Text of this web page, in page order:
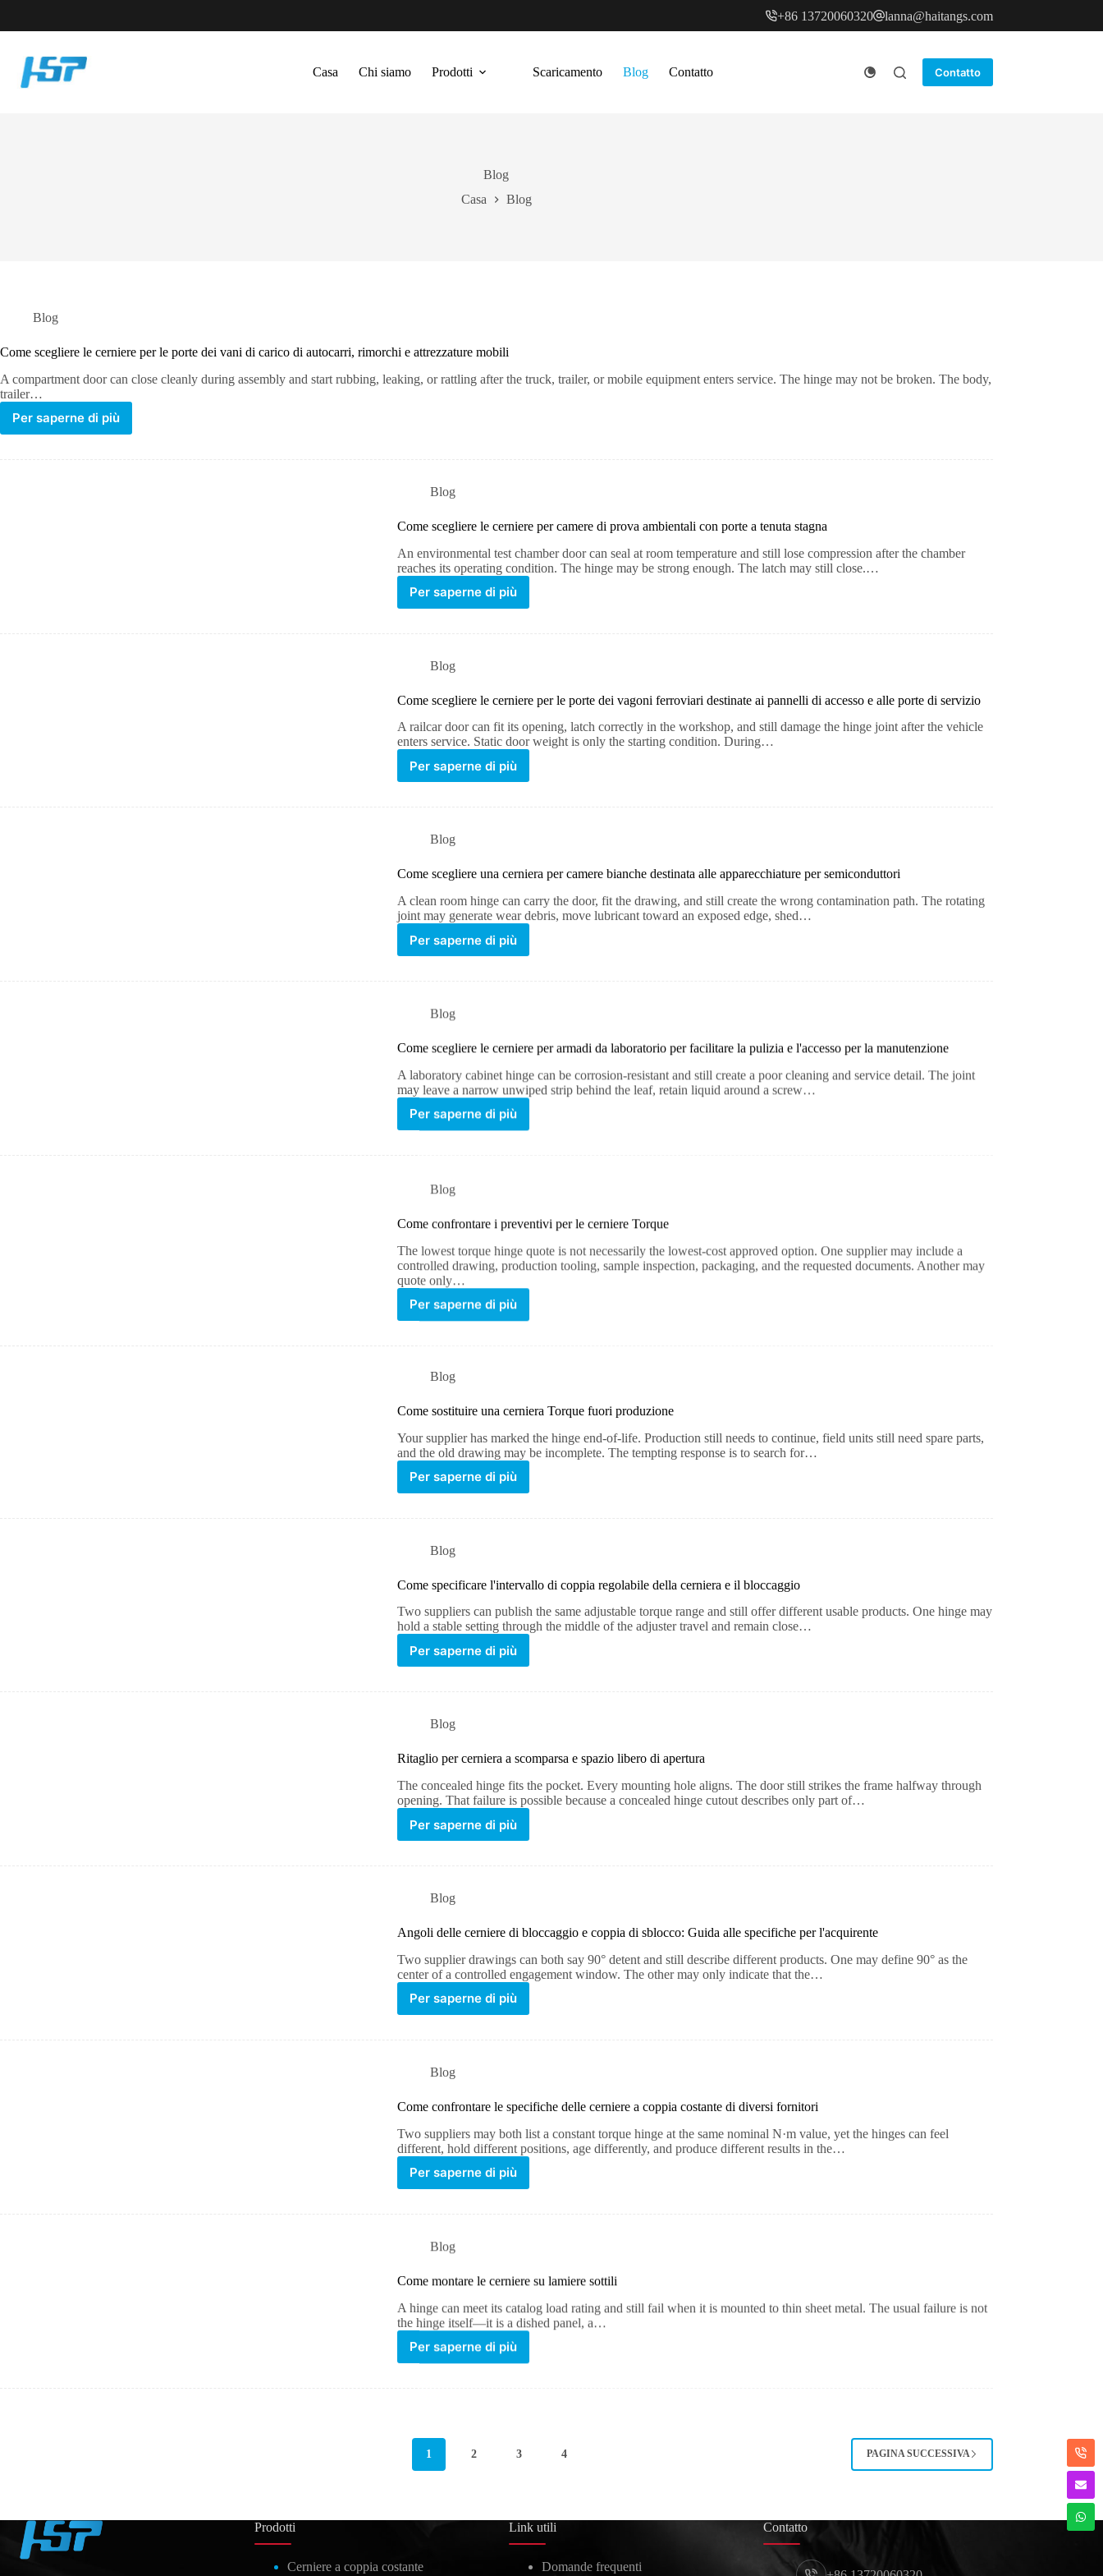
contenuto
+86 13720060320 lanna@haitangs.com
Casa Chi siamo Prodotti Scaricamento Blog Contatto Contatto
Blog
Casa
Blog
Blog
Come scegliere le cerniere per le porte dei vani di carico di autocarri, rimorchi e attrezzature mobili
A compartment door can close cleanly during assembly and start rubbing, leaking, or rattling after the truck, trailer, or mobile equipment enters service. The hinge may not be broken. The body,
trailer…
Per saperne di più
Blog
Come scegliere le cerniere per camere di prova ambientali con porte a tenuta stagna
An environmental test chamber door can seal at room temperature and still lose compression after the chamber
reaches its operating condition. The hinge may be strong enough. The latch may still close.…
Per saperne di più
Blog
Come scegliere le cerniere per le porte dei vagoni ferroviari destinate ai pannelli di accesso e alle porte di servizio
A railcar door can fit its opening, latch correctly in the workshop, and still damage the hinge joint after the vehicle
enters service. Static door weight is only the starting condition. During…
Per saperne di più
Blog
Come scegliere una cerniera per camere bianche destinata alle apparecchiature per semiconduttori
A clean room hinge can carry the door, fit the drawing, and still create the wrong contamination path. The rotating
joint may generate wear debris, move lubricant toward an exposed edge, shed…
Per saperne di più
Blog
Come scegliere le cerniere per armadi da laboratorio per facilitare la pulizia e l'accesso per la manutenzione
A laboratory cabinet hinge can be corrosion-resistant and still create a poor cleaning and service detail. The joint
may leave a narrow unwiped strip behind the leaf, retain liquid around a screw…
Per saperne di più
Blog
Come confrontare i preventivi per le cerniere Torque
The lowest torque hinge quote is not necessarily the lowest-cost approved option. One supplier may include a
controlled drawing, production tooling, sample inspection, packaging, and the requested documents. Another may
quote only…
Per saperne di più
Blog
Come sostituire una cerniera Torque fuori produzione
Your supplier has marked the hinge end-of-life. Production still needs to continue, field units still need spare parts,
and the old drawing may be incomplete. The tempting response is to search for…
Per saperne di più
Blog
Come specificare l'intervallo di coppia regolabile della cerniera e il bloccaggio
Two suppliers can publish the same adjustable torque range and still offer different usable products. One hinge may
hold a stable setting through the middle of the adjuster travel and remain close…
Per saperne di più
Blog
Ritaglio per cerniera a scomparsa e spazio libero di apertura
The concealed hinge fits the pocket. Every mounting hole aligns. The door still strikes the frame halfway through
opening. That failure is possible because a concealed hinge cutout describes only part of…
Per saperne di più
Blog
Angoli delle cerniere di bloccaggio e coppia di sblocco: Guida alle specifiche per l'acquirente
Two supplier drawings can both say 90° detent and still describe different products. One may define 90° as the
center of a controlled engagement window. The other may only indicate that the…
Per saperne di più
Blog
Come confrontare le specifiche delle cerniere a coppia costante di diversi fornitori
Two suppliers may both list a constant torque hinge at the same nominal N·m value, yet the hinges can feel
different, hold different positions, age differently, and produce different results in the…
Per saperne di più
Blog
Come montare le cerniere su lamiere sottili
A hinge can meet its catalog load rating and still fail when it is mounted to thin sheet metal. The usual failure is not
the hinge itself—it is a dished panel, a…
Per saperne di più
1 2 3 4 PAGINA SUCCESSIVA
Prodotti
Cerniere a coppia costante
Link utili
Domande frequenti
Contatto
Español
Polski